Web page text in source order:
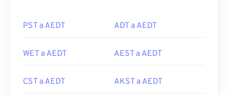
PST a AEDT ADT a AEDT
WET a AEDT AEST a AEDT
CST a AEDT AKST a AEDT